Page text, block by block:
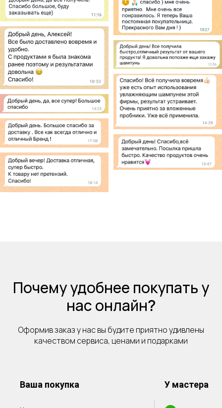
Почему удобнее покупать у
нас онлайн?
Оформив заказ у нас вы будите приятно удивлены
качеством сервиса, ценами и подарками
Ваша покупка У мастера